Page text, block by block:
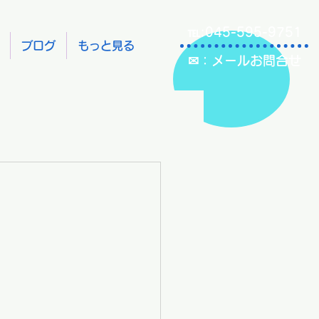
ブログ もっと見る
℡:045-595-9751
✉：メールお問合せ